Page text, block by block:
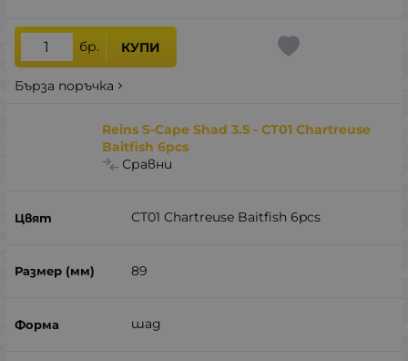
бр. КУПИ
Бърза поръчка
Reins S-Cape Shad 3.5 - CT01 Chartreuse
Baitfish 6pcs
Сравни
CT01 Chartreuse Baitfish 6pcs
89
шад